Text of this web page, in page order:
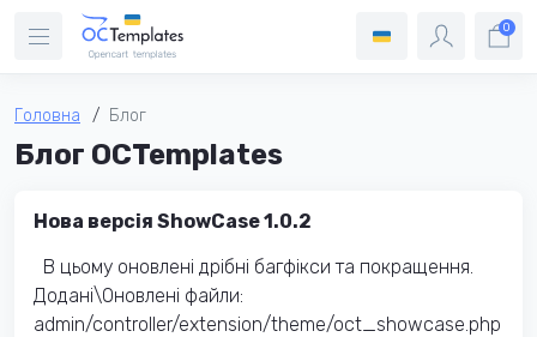
0
Головна Блог
Блог OCTemplates
Нова версія ShowCase 1.0.2
В цьому оновлені дрібні багфікси та покращення.
Додані\Оновлені файли:
admin/controller/extension/theme/oct_showcase.php